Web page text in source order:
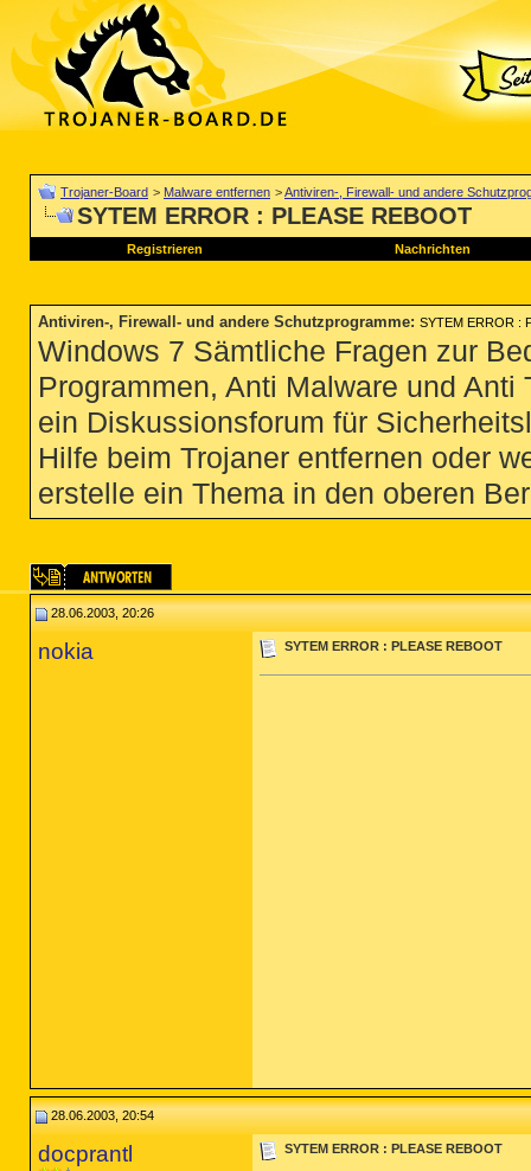
Trojaner-Board > Malware entfernen >Antiviren-, Firewall- und andere
SYTEM ERROR : PLEASE REBOOT
Registrieren Nachrichten
Antiviren-, Firewall- und andere Schutzprogramme: SYTEM ERROR :
Windows 7 Sämtliche Fragen zur
Programmen, Anti Malware und
ein Diskussionsforum für
Hilfe beim Trojaner entfernen oder
erstelle ein Thema in den oberen
28.06.2003, 20:26
nokia SYTEM ERROR : PLEASE REBOOT
28.06.2003, 20:54
docprantl SYTEM ERROR : PLEASE REBOOT